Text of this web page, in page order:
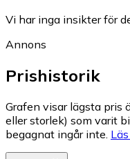
Vi har inga insikter för
Annons
Prishistorik
Grafen visar lägsta pris
eller storlek) som varit
begagnat ingår inte.